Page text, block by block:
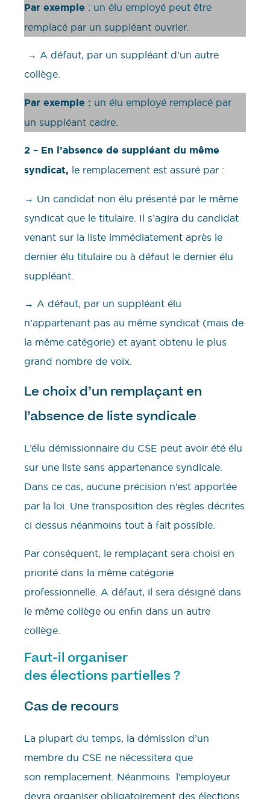
Par exemple : un élu employé peut être
remplacé par un suppléant ouvrier.
→ A défaut, par un suppléant d’un autre
collège.
Par exemple : un élu employé remplacé par
un suppléant cadre.
2 – En l’absence de suppléant du même
syndicat, le remplacement est assuré par :
→ Un candidat non élu présenté par le même
syndicat que le titulaire. Il s’agira du candidat
venant sur la liste immédiatement après le
dernier élu titulaire ou à défaut le dernier élu
suppléant.
→ A défaut, par un suppléant élu
n’appartenant pas au même syndicat (mais de
la même catégorie) et ayant obtenu le plus
grand nombre de voix.
Le choix d’un remplaçant en
l’absence de liste syndicale
L’élu démissionnaire du CSE peut avoir été élu
sur une liste sans appartenance syndicale.
Dans ce cas, aucune précision n’est apportée
par la loi. Une transposition des règles décrites
ci dessus néanmoins tout à fait possible.
Par conséquent, le remplaçant sera choisi en
priorité dans la même catégorie
professionnelle. A défaut, il sera désigné dans
le même collège ou enfin dans un autre
collège.
Faut-il organiser
des élections partielles ?
Cas de recours
La plupart du temps, la démission d’un
membre du CSE ne nécessitera que
son remplacement. Néanmoins l’employeur
devra organiser obligatoirement des élections